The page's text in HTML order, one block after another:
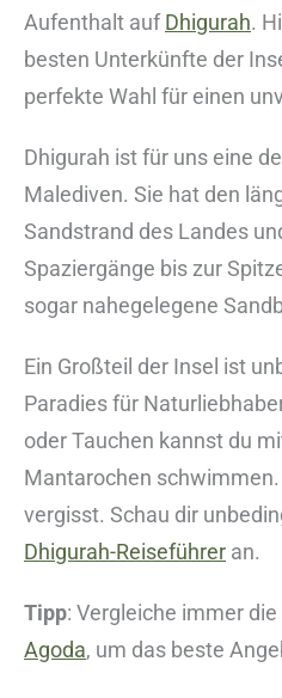
Aufenthalt aufDhigurah.
besten Unterkünfte der
perfekte Wahl für einen
Dhigurah ist für uns eine
Malediven. Sie hat den
Sandstrand des Landes
Spaziergänge bis zur
sogar nahegelegene
Ein Großteil der Insel ist
Paradies für
oder Tauchen kannst du
Mantarochen schwimmen.
vergisst. Schau dir
Dhigurah-Reiseführer an.
Tipp: Vergleiche immer
Agoda, um das beste